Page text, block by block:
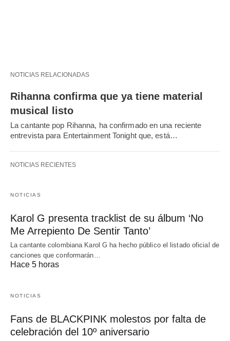
NOTICIAS RELACIONADAS
Rihanna confirma que ya tiene material
musical listo
La cantante pop Rihanna, ha confirmado en una reciente
entrevista para Entertainment Tonight que, está…
NOTICIAS RECIENTES
NOTICIAS
Karol G presenta tracklist de su álbum ‘No
Me Arrepiento De Sentir Tanto’
La cantante colombiana Karol G ha hecho público el listado oficial de
canciones que conformarán…
Hace 5 horas
NOTICIAS
Fans de BLACKPINK molestos por falta de
celebración del 10º aniversario